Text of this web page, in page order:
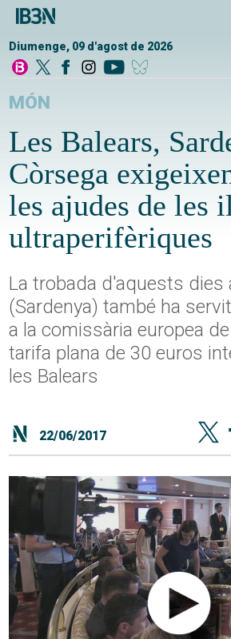
Diumenge, 09 d'agost de 2026
MÓN
Les Balears,
Còrsega
les ajudes de les
ultraperifèriques
La trobada d'aquests dies
(Sardenya) també ha
a la comissària europea
tarifa plana de 30 euros
les Balears
22/06/2017